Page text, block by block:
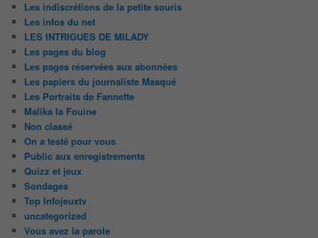
Les indiscrétions de la petite souris
Les infos du net
LES INTRIGUES DE MILADY
Les pages du blog
Les pages réservées aux abonnées
Les papiers du journaliste Masqué
Les Portraits de Fannette
Malika la Fouine
Non classé
On a testé pour vous
Public aux enregistrements
Quizz et jeux
Sondages
Top Infojeuxtv
uncategorized
Vous avez la parole